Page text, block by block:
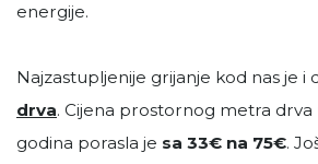
energije.
Najzastupljenije grijanje kod nas je i
drva. Cijena prostornog metra
godina porasla je sa 33€ na 75€.